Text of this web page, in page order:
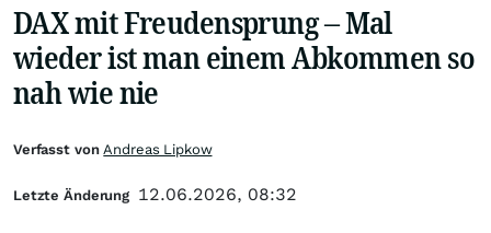
DAX mit Freudensprung – Mal
wieder ist man einem Abkommen so
nah wie nie
Verfasst vonAndreas Lipkow
Letzte Änderung 12.06.2026, 08:32